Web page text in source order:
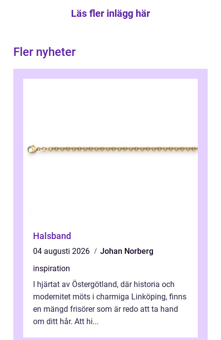
Läs fler inlägg här
Fler nyheter
Halsband
04 augusti 2026
Johan Norberg
inspiration
I hjärtat av Östergötland, där historia och
modernitet möts i charmiga Linköping, finns
en mängd frisörer som är redo att ta hand
om ditt hår. Att hi...